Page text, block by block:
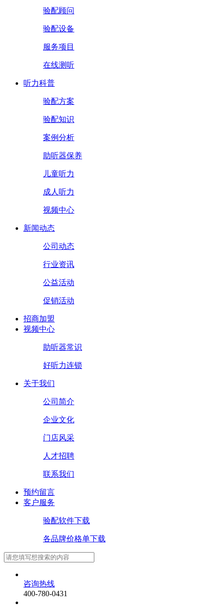
验配顾问
验配设备
服务项目
在线测听
听力科普
验配方案
验配知识
案例分析
助听器保养
儿童听力
成人听力
视频中心
新闻动态
公司动态
行业资讯
公益活动
促销活动
招商加盟
视频中心
助听器常识
好听力连锁
关于我们
公司简介
企业文化
门店风采
人才招聘
联系我们
预约留言
客户服务
验配软件下载
各品牌价格单下载
咨询热线
400-780-0431